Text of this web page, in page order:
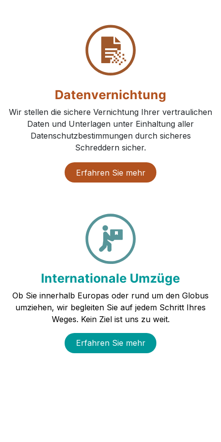
Datenvernichtung
Wir stellen die sichere Vernichtung Ihrer vertraulichen
Daten und Unterlagen unter Einhaltung aller
Datenschutzbestimmungen durch sicheres
Schreddern sicher.
Erfahren Sie mehr
Internationale Umzüge
Ob Sie innerhalb Europas oder rund um den Globus
umziehen, wir begleiten Sie auf jedem Schritt Ihres
Weges. Kein Ziel ist uns zu weit.
Erfahren Sie mehr​